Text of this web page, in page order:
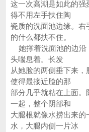
这一次高潮是如此的强
得不用左手扶住陶
瓷质的洗面池边缘。右
的什么都扶不住。
她撑着洗面池的边沿
头喘息着。长发
从她脸的两侧垂下来，
使得最接近脸的那
部分几乎就粘在上面。
一起，整个阴部和
大腿根就像水捞出来
水，大腿内侧一片冰